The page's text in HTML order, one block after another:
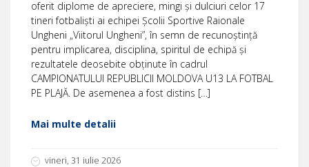
oferit diplome de apreciere, mingi și dulciuri celor 17
tineri fotbaliști ai echipei Școlii Sportive Raionale
Ungheni „Viitorul Ungheni”, în semn de recunoștință
pentru implicarea, disciplina, spiritul de echipă și
rezultatele deosebite obținute în cadrul
CAMPIONATULUI REPUBLICII MOLDOVA U13 LA FOTBAL
PE PLAJĂ. De asemenea a fost distins […]
Mai multe detalii
vineri, 31 iulie 2026